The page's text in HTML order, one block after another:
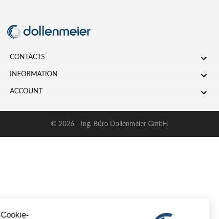
CONTACTS 
INFORMATION 
ACCOUNT 
© 2026 - Ing. Büro Dollenmeier GmbH